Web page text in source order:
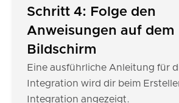
Schritt 4: Folge den
Anweisungen auf dem
Bildschirm
Eine ausführliche Anleitung für
Integration wird dir beim
Integration angezeigt.